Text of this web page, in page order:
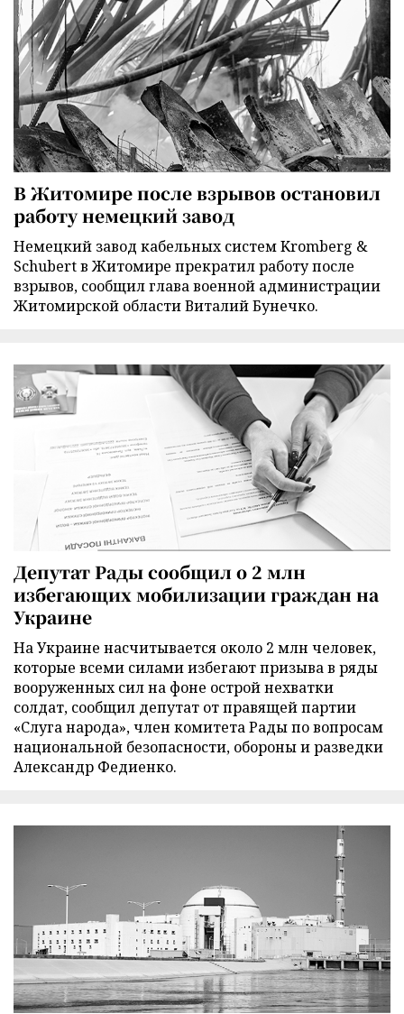
В Житомире после взрывов остановил
работу немецкий завод
Немецкий завод кабельных систем Kromberg &
Schubert в Житомире прекратил работу после
взрывов, сообщил глава военной администрации
Житомирской области Виталий Бунечко.
Депутат Рады сообщил о 2 млн
избегающих мобилизации граждан на
Украине
На Украине насчитывается около 2 млн человек,
которые всеми силами избегают призыва в ряды
вооруженных сил на фоне острой нехватки
солдат, сообщил депутат от правящей партии
«Слуга народа», член комитета Рады по вопросам
национальной безопасности, обороны и разведки
Александр Федиенко.